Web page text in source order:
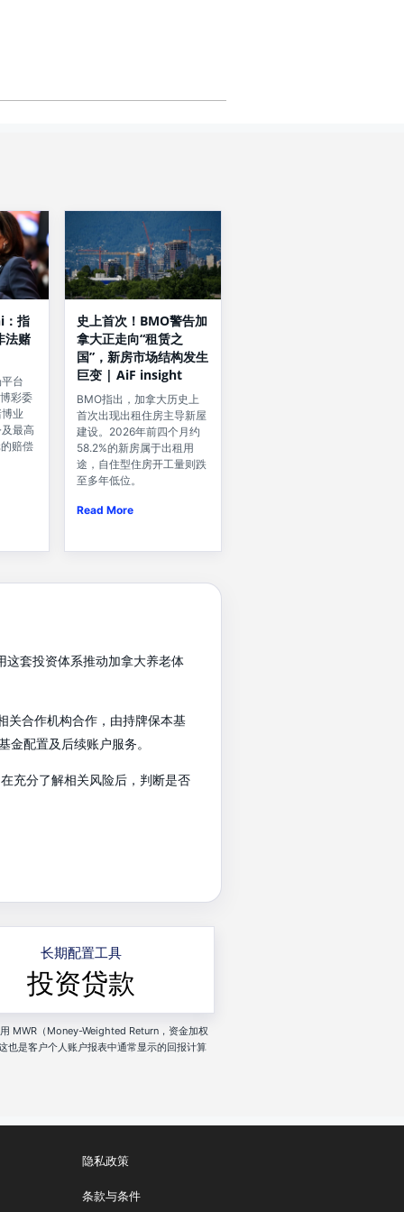
：指
法赌
台
彩委
业
最高
赔偿
史上首次！BMO警告加
拿大正走向“租赁之
国”，新房市场结构发生
巨变 | AiF insight
BMO指出，加拿大历史上
首次出现出租住房主导新屋
建设。2026年前四个月约
58.2%的新房属于出租用
途，自住型住房开工量则跌
至多年低位。
Read More
这套投资体系推动加拿大养老体
关合作机构合作，由持牌保本基
金配置及后续账户服务。
充分了解相关风险后，判断是否
长期配置工具
投资贷款
MWR（Money-Weighted Return，资金加权
也是客户个人账户报表中通常显示的回报计算
隐私政策
条款与条件